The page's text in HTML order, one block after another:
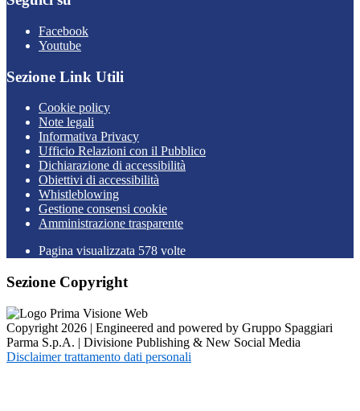
Facebook
Youtube
Sezione Link Utili
Cookie policy
Note legali
Informativa Privacy
Ufficio Relazioni con il Pubblico
Dichiarazione di accessibilità
Obiettivi di accessibilità
Whistleblowing
Gestione consensi cookie
Amministrazione trasparente
Pagina visualizzata 578 volte
Sezione Copyright
Copyright 2026 | Engineered and powered by Gruppo Spaggiari
Parma S.p.A. | Divisione Publishing & New Social Media
Disclaimer trattamento dati personali